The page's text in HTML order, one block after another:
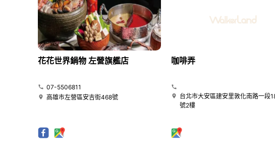
花花世界鍋物 左營旗艦店
07-5506811
高雄市左營區安吉街468號
咖啡弄
台北市大安區建安里敦化南路一段
號2樓